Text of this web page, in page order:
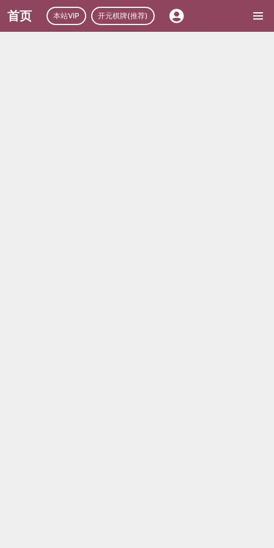
首页 本站VIP 开元棋牌(推荐)